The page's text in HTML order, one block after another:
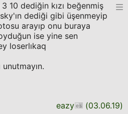
10 dediğin kızı beğenmiş
dediği gibi üşenmeyip
arayıp onu buraya
ise yine sen
loserlıkaq
unutmayın.
eazy (03.06.19)